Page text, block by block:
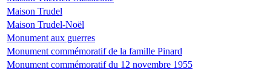
Maison Trudel
Maison Trudel-Noël
Monument aux guerres
Monument commémoratif de la famille Pinard
Monument commémoratif du 12 novembre 1955